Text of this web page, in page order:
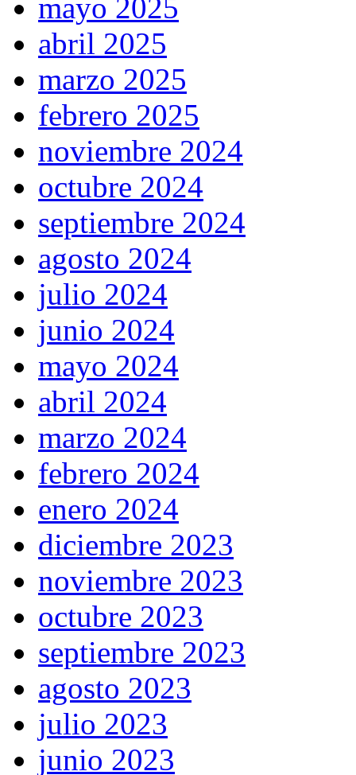
mayo 2025
abril 2025
marzo 2025
febrero 2025
noviembre 2024
octubre 2024
septiembre 2024
agosto 2024
julio 2024
junio 2024
mayo 2024
abril 2024
marzo 2024
febrero 2024
enero 2024
diciembre 2023
noviembre 2023
octubre 2023
septiembre 2023
agosto 2023
julio 2023
junio 2023